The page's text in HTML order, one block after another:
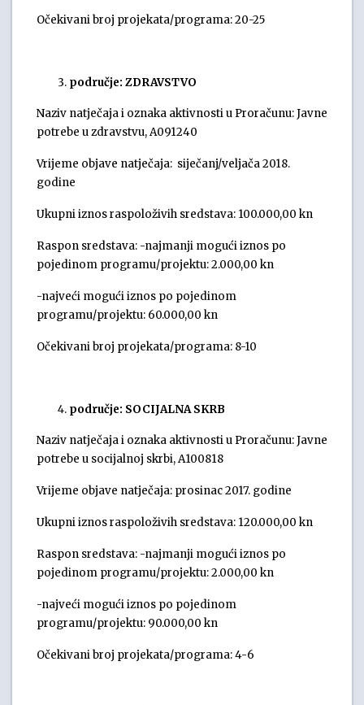
Očekivani broj projekata/programa: 20-25
područje: ZDRAVSTVO
Naziv natječaja i oznaka aktivnosti u Proračunu: Javne
potrebe u zdravstvu, A091240
Vrijeme objave natječaja: siječanj/veljača 2018.
godine
Ukupni iznos raspoloživih sredstava: 100.000,00 kn
Raspon sredstava: -najmanji mogući iznos po
pojedinom programu/projektu: 2.000,00 kn
-najveći mogući iznos po pojedinom
programu/projektu: 60.000,00 kn
Očekivani broj projekata/programa: 8-10
područje: SOCIJALNA SKRB
Naziv natječaja i oznaka aktivnosti u Proračunu: Javne
potrebe u socijalnoj skrbi, A100818
Vrijeme objave natječaja: prosinac 2017. godine
Ukupni iznos raspoloživih sredstava: 120.000,00 kn
Raspon sredstava: -najmanji mogući iznos po
pojedinom programu/projektu: 2.000,00 kn
-najveći mogući iznos po pojedinom
programu/projektu: 90.000,00 kn
Očekivani broj projekata/programa: 4-6